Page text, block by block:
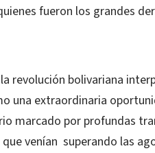
fueron los grandes
revolución bolivariana
una extraordinaria
marcado por profundas
venían superando las